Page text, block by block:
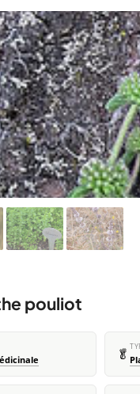
pouliot
🥬